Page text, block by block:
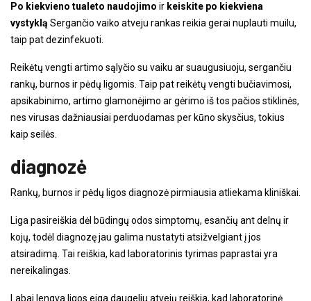
Po kiekvieno tualeto naudojimo ir keiskite po kiekviena
vystyklą Sergančio vaiko atveju rankas reikia gerai nuplauti muilu,
taip pat dezinfekuoti.
Reikėtų vengti artimo sąlyčio su vaiku ar suaugusiuoju, sergančiu
rankų, burnos ir pėdų ligomis. Taip pat reikėtų vengti bučiavimosi,
apsikabinimo, artimo glamonėjimo ar gėrimo iš tos pačios stiklinės,
nes virusas dažniausiai perduodamas per kūno skysčius, tokius
kaip seilės.
diagnozė
Rankų, burnos ir pėdų ligos diagnozė pirmiausia atliekama kliniškai.
Liga pasireiškia dėl būdingų odos simptomų, esančių ant delnų ir
kojų, todėl diagnozę jau galima nustatyti atsižvelgiant į jos
atsiradimą. Tai reiškia, kad laboratorinis tyrimas paprastai yra
nereikalingas.
Labai lengva ligos eiga daugeliu atvejų reiškia, kad laboratorinė